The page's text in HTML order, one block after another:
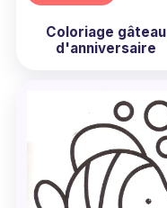
Coloriage gâteau
d'anniversaire